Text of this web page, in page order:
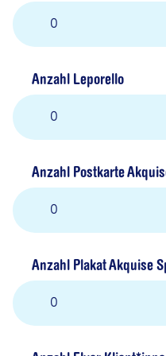
معلومات په پښتو
Информације на
- CYRL))
(Somali (SO))
ሓበሬታ ብትግርኛ
Информация на
Türkçe bilgi
Anzahl Leporello
Anzahl Postkarte
Anzahl Plakat Akquise